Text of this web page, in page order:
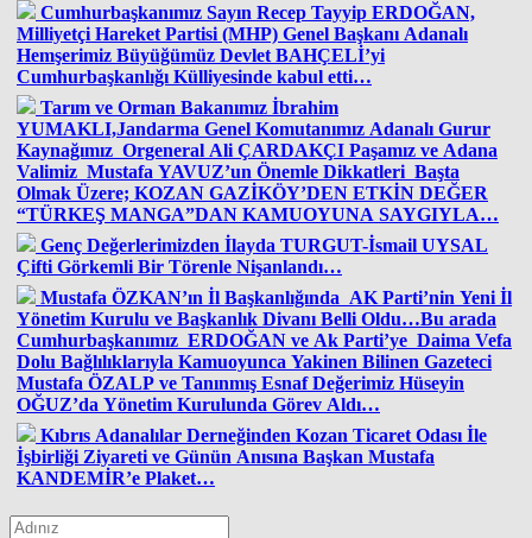
Cumhurbaşkanımız Sayın Recep Tayyip ERDOĞAN,
Milliyetçi Hareket Partisi (MHP) Genel Başkanı Adanalı
Hemşerimiz Büyüğümüz Devlet BAHÇELİ’yi
Cumhurbaşkanlığı Külliyesinde kabul etti…
Tarım ve Orman Bakanımız İbrahim
YUMAKLI,Jandarma Genel Komutanımız Adanalı Gurur
Kaynağımız Orgeneral Ali ÇARDAKÇI Paşamız ve Adana
Valimiz Mustafa YAVUZ’un Önemle Dikkatleri Başta
Olmak Üzere; KOZAN GAZİKÖY’DEN ETKİN DEĞER
“TÜRKEŞ MANGA”DAN KAMUOYUNA SAYGIYLA…
Genç Değerlerimizden İlayda TURGUT-İsmail UYSAL
Çifti Görkemli Bir Törenle Nişanlandı…
Mustafa ÖZKAN’ın İl Başkanlığında AK Parti’nin Yeni İl
Yönetim Kurulu ve Başkanlık Divanı Belli Oldu…Bu arada
Cumhurbaşkanımız ERDOĞAN ve Ak Parti’ye Daima Vefa
Dolu Bağlılıklarıyla Kamuoyunca Yakinen Bilinen Gazeteci
Mustafa ÖZALP ve Tanınmış Esnaf Değerimiz Hüseyin
OĞUZ’da Yönetim Kurulunda Görev Aldı…
Kıbrıs Adanalılar Derneğinden Kozan Ticaret Odası İle
İşbirliği Ziyareti ve Günün Anısına Başkan Mustafa
KANDEMİR’e Plaket…